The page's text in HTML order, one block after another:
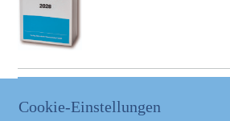
Link zum Bayerischen
Cookie-Einstellungen